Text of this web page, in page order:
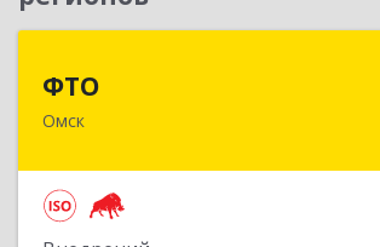
ФТО
Омск644042, Омская обл, Омск г,